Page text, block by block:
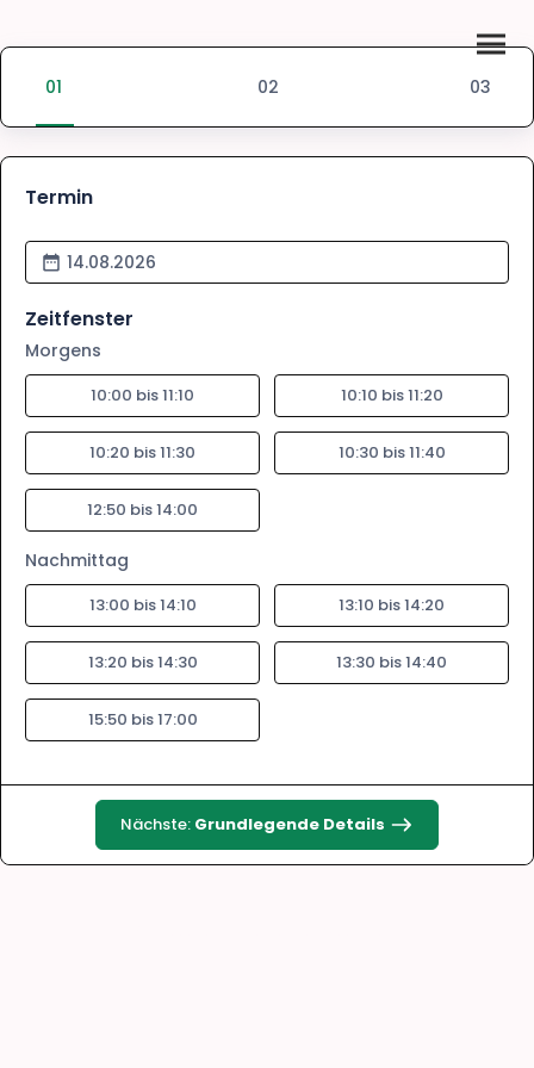
Termin
14.08.2026
Zeitfenster
Morgens
10:00 bis 11:10 10:10 bis 11:20
10:20 bis 11:30 10:30 bis 11:40
12:50 bis 14:00
Nachmittag
13:00 bis 14:10 13:10 bis 14:20
13:20 bis 14:30 13:30 bis 14:40
15:50 bis 17:00
Nächste: Grundlegende Details